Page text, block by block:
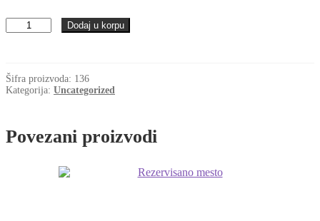
Lezaj
MF
EZO-
Japan
Dodaj u korpu
Šifra proizvoda: 136
Kategorija: Uncategorized
Povezani proizvodi